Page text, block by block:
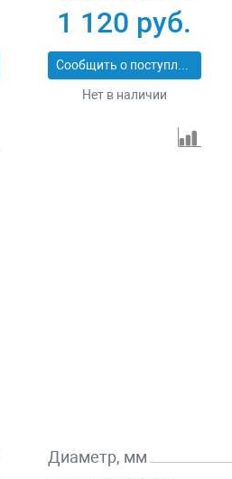
1 120 руб.
Сообщить о поступлении
Нет в наличии
Диаметр, мм